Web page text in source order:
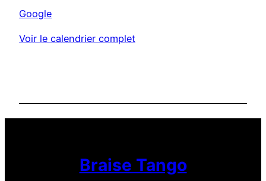
e
r
e
T
Google
Voir le calendrier complet
Braise Tango